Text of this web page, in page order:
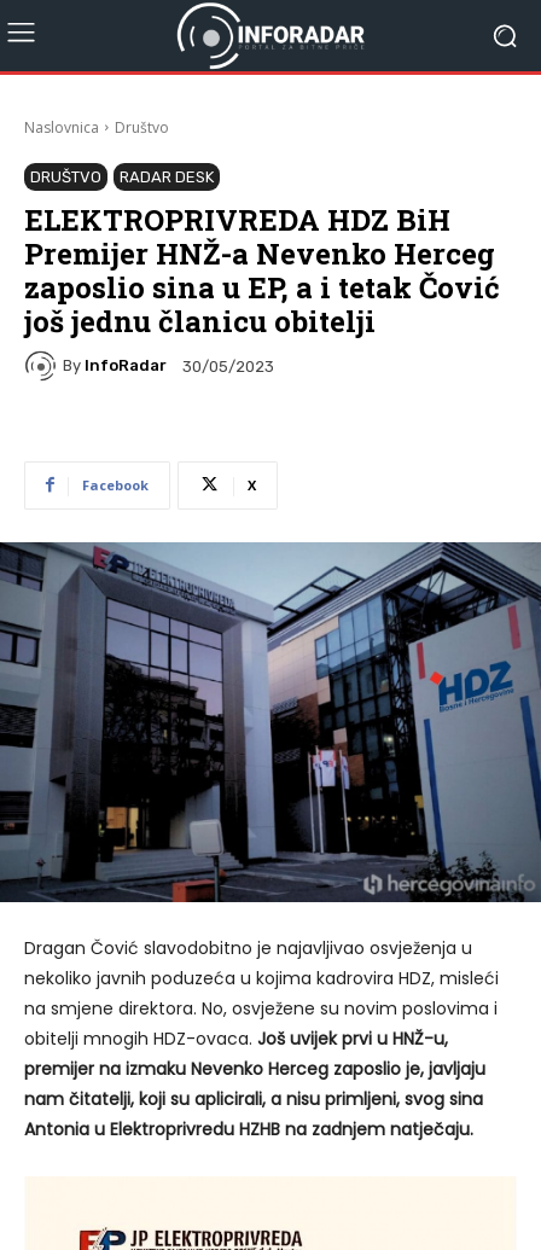
Naslovnica Društvo
DRUŠTVO RADAR DESK
ELEKTROPRIVREDA HDZ BiH
Premijer HNŽ-a Nevenko Herceg
zaposlio sina u EP, a i tetak Čović
još jednu članicu obitelji
By InfoRadar 30/05/2023
Facebook X
Dragan Čović slavodobitno je najavljivao osvježenja u
nekoliko javnih poduzeća u kojima kadrovira HDZ, misleći
na smjene direktora. No, osvježene su novim poslovima i
obitelji mnogih HDZ-ovaca. Još uvijek prvi u HNŽ-u,
premijer na izmaku Nevenko Herceg zaposlio je, javljaju
nam čitatelji, koji su aplicirali, a nisu primljeni, svog sina
Antonia u Elektroprivredu HZHB na zadnjem natječaju.